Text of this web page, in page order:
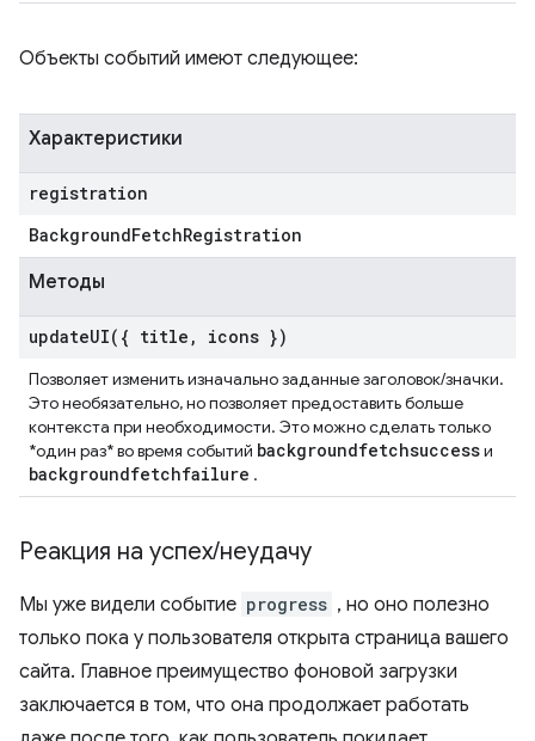
Объекты событий имеют следующее:
Характеристики
registration
BackgroundFetchRegistration
Методы
updateUI( { title , icons })
Позволяет изменить изначально заданные заголовок/значки.
Это необязательно, но позволяет предоставить больше
контекста при необходимости. Это можно сделать только
*один раз* во время событий backgroundfetchsuccessи
backgroundfetchfailure .
Реакция на успех/неудачу
Мы уже видели событие progress , но оно полезно
только пока у пользователя открыта страница вашего
сайта. Главное преимущество фоновой загрузки
заключается в том, что она продолжает работать